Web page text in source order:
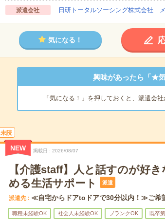
派遣会社 日研トータルソーシング株式会社
気になる！
興味があったら「★
「気になる！」を押しておくと、派遣会社
未読
NEW 掲載日 2026/08/07
【介護staff】人と話すのが好
める生活サポート
派遣
派遣先 ≪自宅からドアtoドアで30分以内！≫ご希
職種未経験OK 社会人未経験OK ブランクOK 既卒